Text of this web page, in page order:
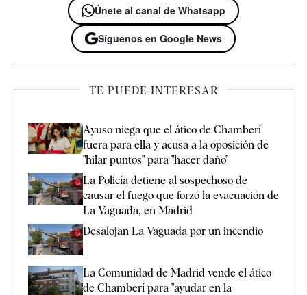
Únete al canal de Whatsapp
Síguenos en Google News
TE PUEDE INTERESAR
Ayuso niega que el ático de Chamberí
fuera para ella y acusa a la oposición de
"hilar puntos" para "hacer daño"
La Policía detiene al sospechoso de
causar el fuego que forzó la evacuación de
La Vaguada, en Madrid
Desalojan La Vaguada por un incendio
La Comunidad de Madrid vende el ático
de Chamberí para "ayudar en la